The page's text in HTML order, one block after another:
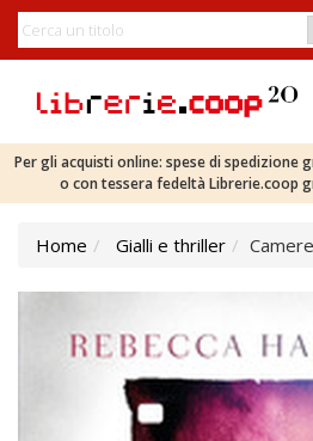
Per gli acquisti online: spese di spedizione
o con tessera fedeltà Librerie.coop
Home Gialli e thriller